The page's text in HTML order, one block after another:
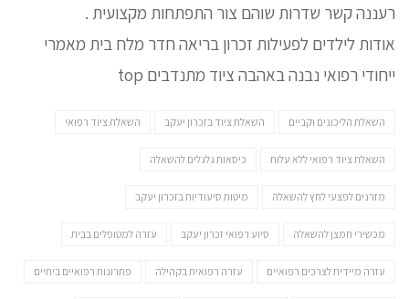
רעננה קשר שדרות שוהם צור התפתחות מקצועית .
אודות לילדים לפעילות זכרון בריאה חדר מלח בית מאמרי
ייחודי רפואי נבנה באהבה ציוד מתנדבים top
השאלת הליכונים וקביים השאלת ציוד בזכרון יעקב השאלת ציוד רפואי
השאלת ציוד רפואי ללא עלות כיסאות גלגלים להשאלה
מזרנים לפצעי לחץ להשאלה מיטות סיעודיות בזכרון יעקב
מכשירי חמצן להשאלה סיוע רפואי זכרון יעקב עזרה למטופלים בבית
עזרה מיידית לצרכים רפואיים עזרה רפואית בקהילה פתרונות רפואיים ביתיים